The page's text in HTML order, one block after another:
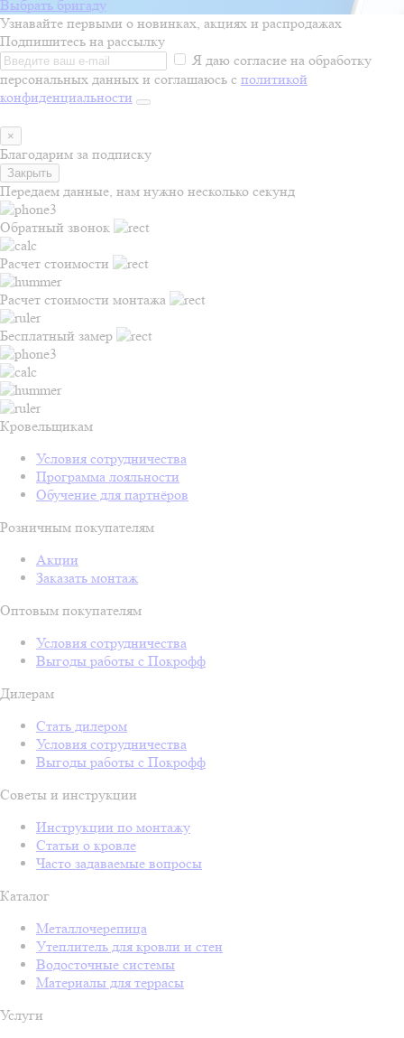
Выбрать бригаду
Узнавайте первыми о новинках, акциях и распродажах
Подпишитесь на рассылку
Я даю согласие на обработку
персональных данных и соглашаюсь с политикой
конфиденциальности
×
Благодарим за подписку
Закрыть
Передаем данные, нам нужно несколько секунд
Обратный звонок
Расчет стоимости
Расчет стоимости монтажа
Бесплатный замер
Кровельщикам
Условия сотрудничества
Программа лояльности
Обучение для партнёров
Розничным покупателям
Акции
Заказать монтаж
Оптовым покупателям
Условия сотрудничества
Выгоды работы с Покрофф
Дилерам
Стать дилером
Условия сотрудничества
Выгоды работы с Покрофф
Советы и инструкции
Инструкции по монтажу
Статьи о кровле
Часто задаваемые вопросы
Каталог
Металлочерепица
Утеплитель для кровли и стен
Водосточные системы
Материалы для террасы
Услуги